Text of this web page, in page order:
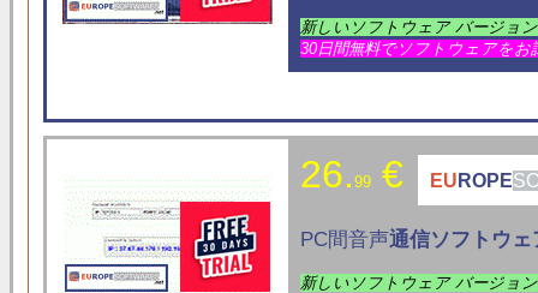
新しいソフトウェア バージョ
30日間無料でソフトウェアをお
26. 99€ EU ROPE
PC間音声通信ソフトウェ
新しいソフトウェア バージョ